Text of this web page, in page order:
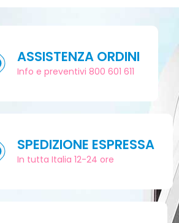
ASSISTENZA ORDINI
Info e preventivi 800 601 611
SPEDIZIONE ESPRESSA
In tutta Italia 12-24 ore